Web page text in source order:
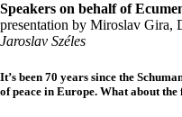
Speakers on behalf of
presentation by Miroslav Gira,
Jaroslav Széles
It’s been 70 years since the
of peace in Europe. What about the